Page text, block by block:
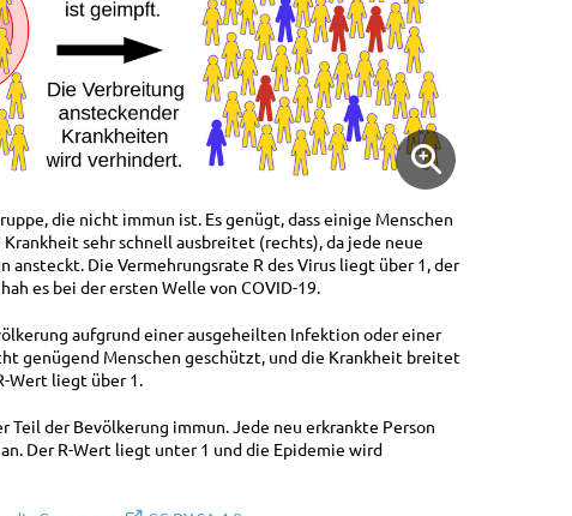
die nicht immun ist. Es genügt, dass einige Menschen
sehr schnell ausbreitet (rechts), da jede neue
ansteckt. Die Vermehrungsrate R des Virus liegt über 1, der
es bei der ersten Welle von COVID-19.
aufgrund einer ausgeheilten Infektion oder einer
genügend Menschen geschützt, und die Krankheit breitet
Wert liegt über 1.
Teil der Bevölkerung immun. Jede neu erkrankte Person
Der R-Wert liegt unter 1 und die Epidemie wird